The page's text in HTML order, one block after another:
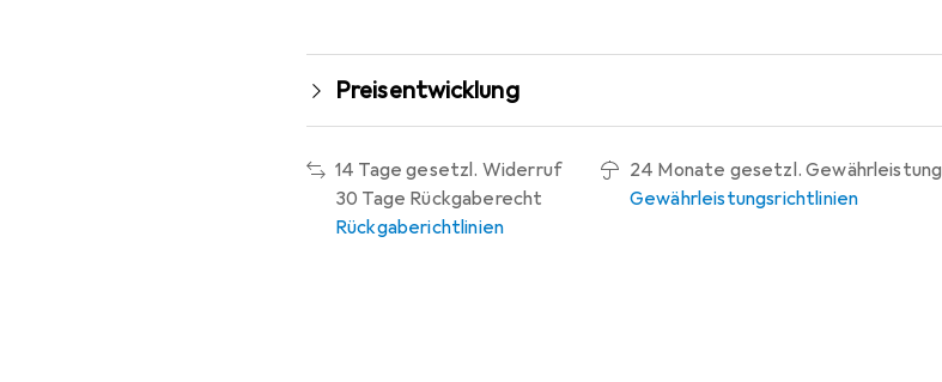
Preisentwicklung
14 Tage gesetzl. Widerruf
30 Tage Rückgaberecht
Rückgaberichtlinien
24 Monate gesetzl. Gewährleistung
Gewährleistungsrichtlinien